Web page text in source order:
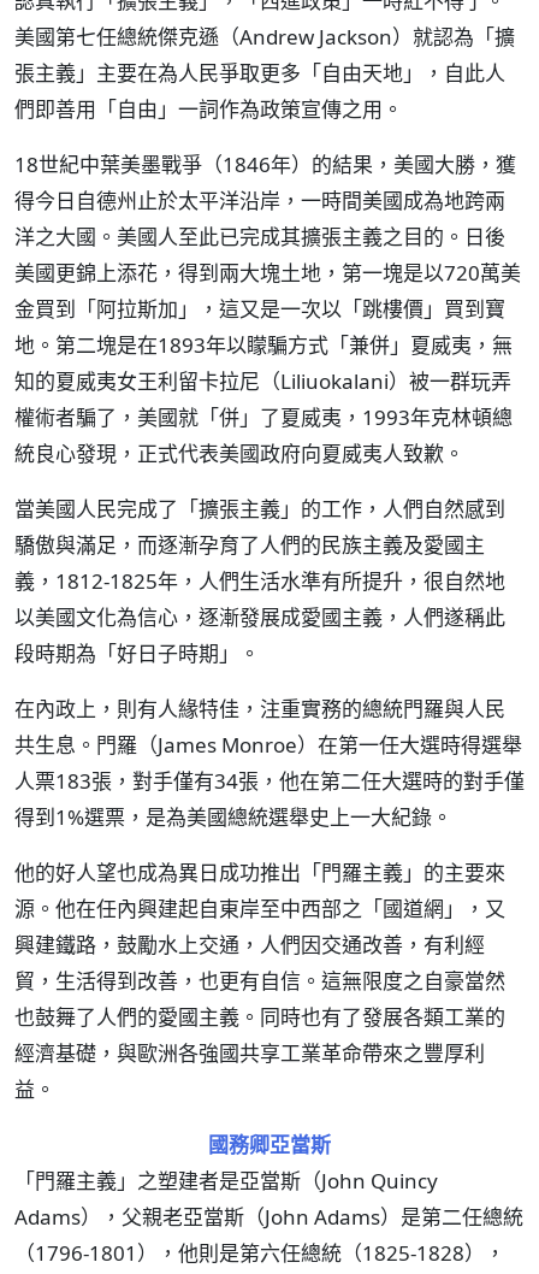
美國第七任總統傑克遜（Andrew Jackson）就認為「擴
張主義」主要在為人民爭取更多「自由天地」，自此人
們即善用「自由」一詞作為政策宣傳之用。
18世紀中葉美墨戰爭（1846年）的結果，美國大勝，獲
得今日自德州止於太平洋沿岸，一時間美國成為地跨兩
洋之大國。美國人至此已完成其擴張主義之目的。日後
美國更錦上添花，得到兩大塊土地，第一塊是以720萬美
金買到「阿拉斯加」，這又是一次以「跳樓價」買到寶
地。第二塊是在1893年以矇騙方式「兼併」夏威夷，無
知的夏威夷女王利留卡拉尼（Liliuokalani）被一群玩弄
權術者騙了，美國就「併」了夏威夷，1993年克林頓總
統良心發現，正式代表美國政府向夏威夷人致歉。
當美國人民完成了「擴張主義」的工作，人們自然感到
驕傲與滿足，而逐漸孕育了人們的民族主義及愛國主
義，1812-1825年，人們生活水準有所提升，很自然地
以美國文化為信心，逐漸發展成愛國主義，人們遂稱此
段時期為「好日子時期」。
在內政上，則有人緣特佳，注重實務的總統門羅與人民
共生息。門羅（James Monroe）在第一任大選時得選舉
人票183張，對手僅有34張，他在第二任大選時的對手僅
得到1%選票，是為美國總統選舉史上一大紀錄。
他的好人望也成為異日成功推出「門羅主義」的主要來
源。他在任內興建起自東岸至中西部之「國道網」，又
興建鐵路，鼓勵水上交通，人們因交通改善，有利經
貿，生活得到改善，也更有自信。這無限度之自豪當然
也鼓舞了人們的愛國主義。同時也有了發展各類工業的
經濟基礎，與歐洲各強國共享工業革命帶來之豐厚利
益。
國務卿亞當斯
「門羅主義」之塑建者是亞當斯（John Quincy
Adams），父親老亞當斯（John Adams）是第二任總統
（1796-1801），他則是第六任總統（1825-1828），